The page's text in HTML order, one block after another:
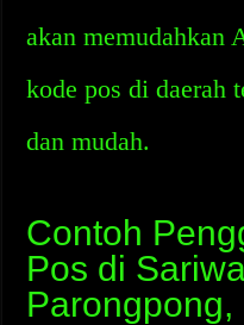
akan memudahkan
kode pos di daerah
dan mudah.
Contoh
Pos di